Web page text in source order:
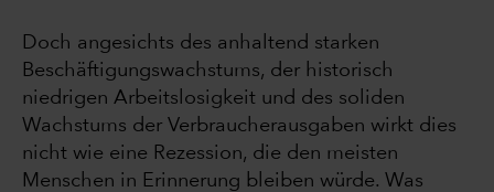
Doch angesichts des anhaltend starken
Beschäftigungswachstums, der historisch
niedrigen Arbeitslosigkeit und des soliden
Wachstums der Verbraucherausgaben wirkt dies
nicht wie eine Rezession, die den meisten
Menschen in Erinnerung bleiben würde. Was